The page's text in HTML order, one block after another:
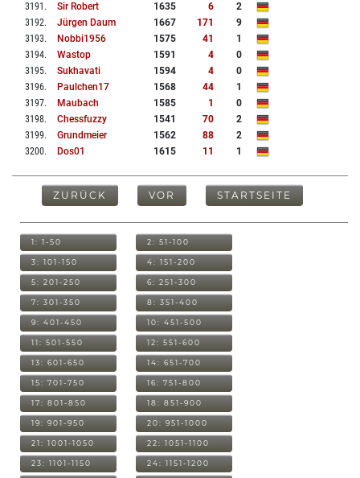
3191 . Sir Robert 1635 6
2
3192. Jürgen Daum 1667 171
9
3193. Nobbi1956 1575 41
1
3194. Wastop 1591 4
0
3195. Sukhavati 1594 4
0
3196. Paulchen17 1568 44
1
3197. Maubach 1585 1
0
3198. Chessfuzzy 1541 70
2
3199. Grundmeier 1562 88
2
3200. Dos01 1615 11 1
ZURÜCK VOR STARTSEITE
1: 1-50 2: 51-100
3: 101-150 4: 151-200
5: 201-250 6: 251-300
7: 301-350 8: 351-400
9: 401-450 10: 451-500
11: 501-550 12: 551-600
13: 601-650 14: 651-700
15: 701-750 16: 751-800
17: 801-850 18: 851-900
19: 901-950 20: 951-1000
21: 1001-1050 22: 1051-1100
23: 1101-1150 24: 1151-1200